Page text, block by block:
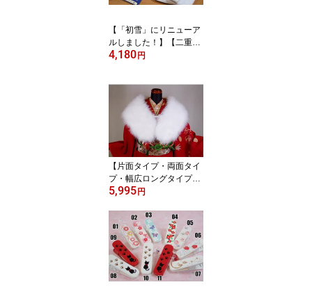
【「初雪」にリニューア
ルしました！】【二重ネ
ル足袋・冬用ストレッチ
L・LL・3L・4L）」【1
通のDM便で1足のみ】
4,180円
【片面タイプ・両面タイ
プ・幅広ロングタイプ】
【化粧箱入り・ワンラン
の長さ！】【長さ130c
m】「成人式・振袖用羽
毛ショール」ショール フ
ァー 成人式
5,995円